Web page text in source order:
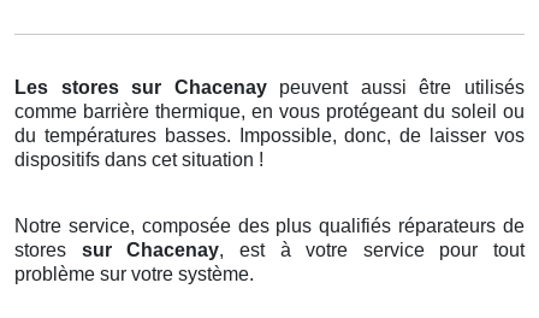
Les stores sur Chacenay peuvent aussi être utilisés
comme barrière thermique, en vous protégeant du soleil ou
du températures basses. Impossible, donc, de laisser vos
dispositifs dans cet situation !
Notre service, composée des plus qualifiés réparateurs de
stores sur Chacenay, est à votre service pour tout
problème sur votre système.